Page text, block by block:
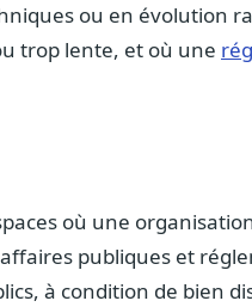
ou en évolution
trop lente, et où une
où une
publiques et
à condition de bien